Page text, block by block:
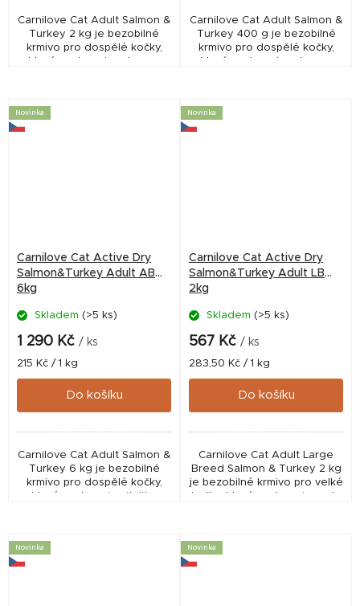
Carnilove Cat Adult Salmon &
Turkey 2 kg je bezobilné
krmivo pro dospělé kočky,
které podporuje zdravou
Carnilove Cat Adult Salmon &
Turkey 400 g je bezobilné
krmivo pro dospělé kočky,
které podporuje zdravou
Novinka
Carnilove Cat Active Dry
Salmon&Turkey Adult AB
6kg
Skladem (>5 ks)
1 290 Kč / ks
Měrná
cena:
215 Kč / 1 kg
Do košíku
Carnilove Cat Adult Salmon &
Turkey 6 kg je bezobilné
krmivo pro dospělé kočky,
Novinka
Carnilove Cat Active Dry
Salmon&Turkey Adult LB
2kg
Skladem (>5 ks)
567 Kč / ks
Měrná
cena:
283,50 Kč / 1 kg
Do košíku
Carnilove Cat Adult Large
Breed Salmon & Turkey 2 kg
je bezobilné krmivo pro velké
Novinka Novinka